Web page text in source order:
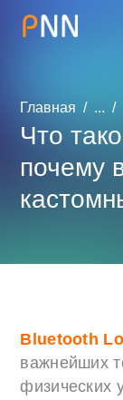
Главная ...
Что
почему
Bluetooth
важнейших
физических